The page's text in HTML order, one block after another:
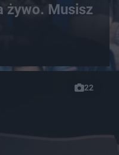
żywo. Musisz
22